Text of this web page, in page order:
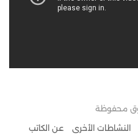
محفوظة
النشاطات الأخرى عن الكاتب